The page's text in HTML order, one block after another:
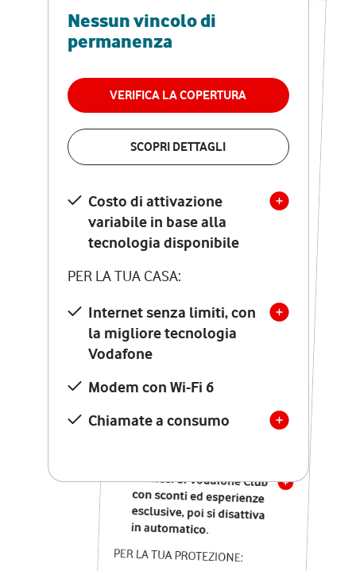
Nessun vincolo di
permanenza
VERIFICA LA COPERTURA
SCOPRI DETTAGLI
Costo di attivazione
variabile in base alla
tecnologia disponibile
PER LA TUA CASA:
Internet senza limiti, con
la migliore tecnologia
Vodafone
Modem con Wi-Fi 6
Chiamate a consumo
RETE FISSA + VODAFONE CLUB
29,95€
permanenza
VERIFICA LA COPERTURA
Costo di attivazione
variabile in base alla
tecnologia disponibile
PER LA TUA CASA:
Internet senza limiti, con
la migliore tecnologia
Vodafone
Modem Seven con Wi-Fi 7
Chiamate illimitate verso
numeri fissi e mobili
nazionali
12 mesi di Vodafone Club
con sconti ed esperienze
esclusive, poi si disattiva
in automatico.
PER LA TUA PROTEZIONE: